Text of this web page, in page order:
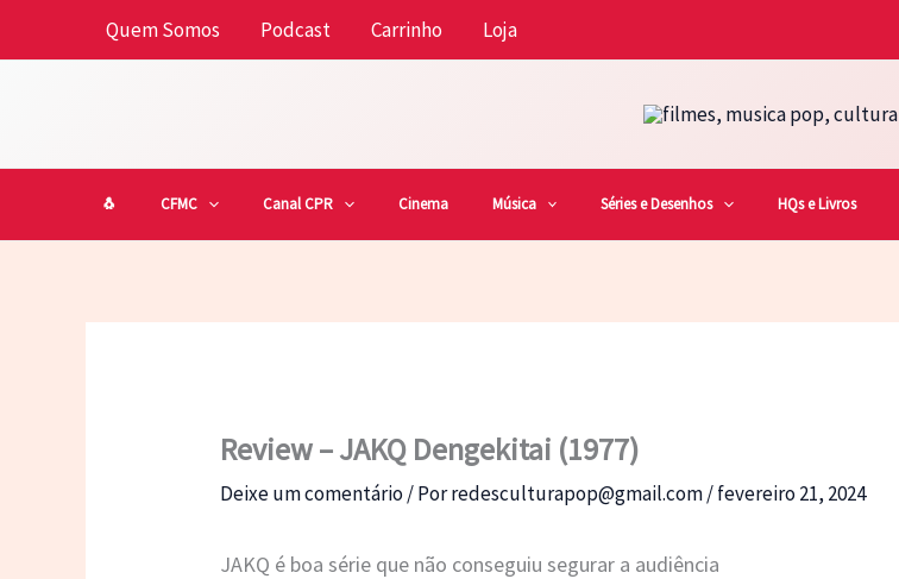
Quem Somos Podcast Carrinho Loja
🐧 CFMC Canal CPR Cinema Música Séries e Desenhos HQs e Livros
Review – JAKQ Dengekitai (1977)
Deixe um comentário/ Porredesculturapop@gmail.com/fevereiro 21, 2024
JAKQ é boa série que não conseguiu segurar a audiência